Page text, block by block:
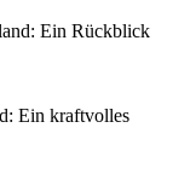
Ein Rückblick
Ein kraftvolles